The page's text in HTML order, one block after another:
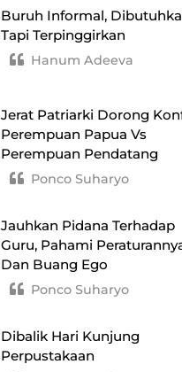
Buruh Informal,
Tapi Terpinggirkan
Hanum Adeeva
Jerat Patriarki Dorong
Perempuan Papua Vs
Perempuan Pendatang
Ponco Suharyo
Jauhkan Pidana Terhadap
Guru, Pahami
Dan Buang Ego
Ponco Suharyo
Dibalik Hari Kunjung
Perpustakaan